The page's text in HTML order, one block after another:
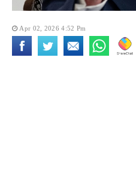
Apr 02, 2026 4:52 Pm